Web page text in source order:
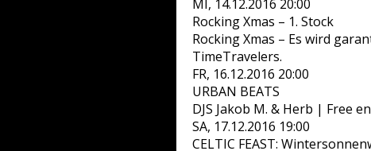
MI, 14.12.2016 20:00
Rocking Xmas – 1. Stock
Rocking Xmas – Es wird
TimeTravelers.
FR, 16.12.2016 20:00
URBAN BEATS
DJS Jakob M. & Herb | Free
SA, 17.12.2016 19:00
CELTIC FEAST: